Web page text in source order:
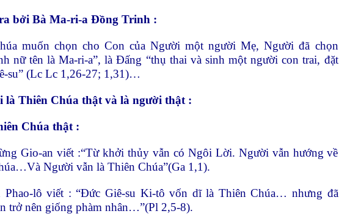
bởi Bà Ma-ri-a Đồng Trinh :
muốn chọn cho Con của Người một người Mẹ, Người đã chọn
nữ tên là Ma-ri-a”, là Đấng “thụ thai và sinh một người con trai, đặt
su” (Lc Lc 1,26-27; 1,31)…
là Thiên Chúa thật và là người thật :
Chúa thật :
Gio-an viết :“Từ khởi thủy vẫn có Ngôi Lời. Người vẫn hướng về
Người vẫn là Thiên Chúa”(Ga 1,1).
Phao-lô viết : “Đức Giê-su Ki-tô vốn dĩ là Thiên Chúa… nhưng đã
trở nên giống phàm nhân…”(Pl 2,5-8).